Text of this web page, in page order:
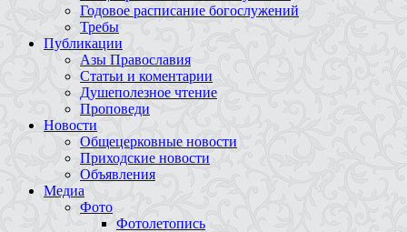
Годовое расписание богослужений
Требы
Публикации
Азы Православия
Статьи и коментарии
Душеполезное чтение
Проповеди
Новости
Общецерковные новости
Приходские новости
Объявления
Медиа
Фото
Фотолетопись